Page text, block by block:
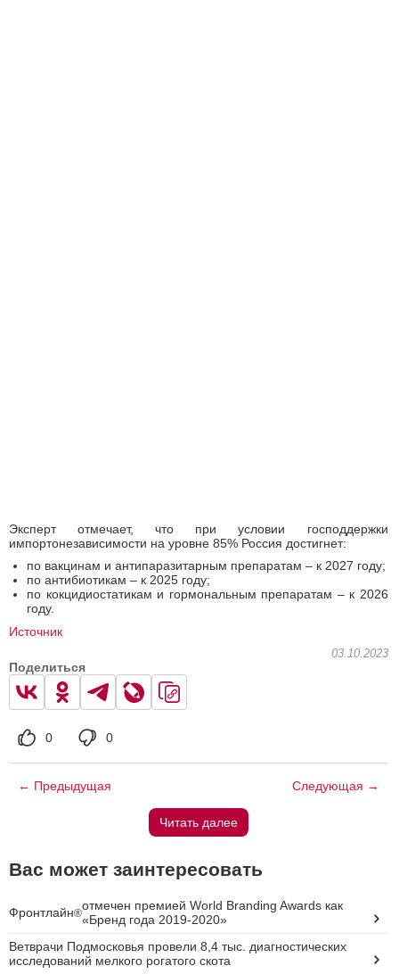
Эксперт отмечает, что при условии господдержки
импортонезависимости на уровне 85% Россия достигнет:
по вакцинам и антипаразитарным препаратам – к 2027 году;
по антибиотикам – к 2025 году;
по кокцидиостатикам и гормональным препаратам – к 2026
году.
Источник
03.10.2023
Поделиться
0 0
← Предыдущая Следующая →
Читать далее
Вас может заинтересовать
Фронтлайн®отмечен премией World Branding Awards как
«Бренд года 2019-2020»
Ветврачи Подмосковья провели 8,4 тыс. диагностических
исследований мелкого рогатого скота